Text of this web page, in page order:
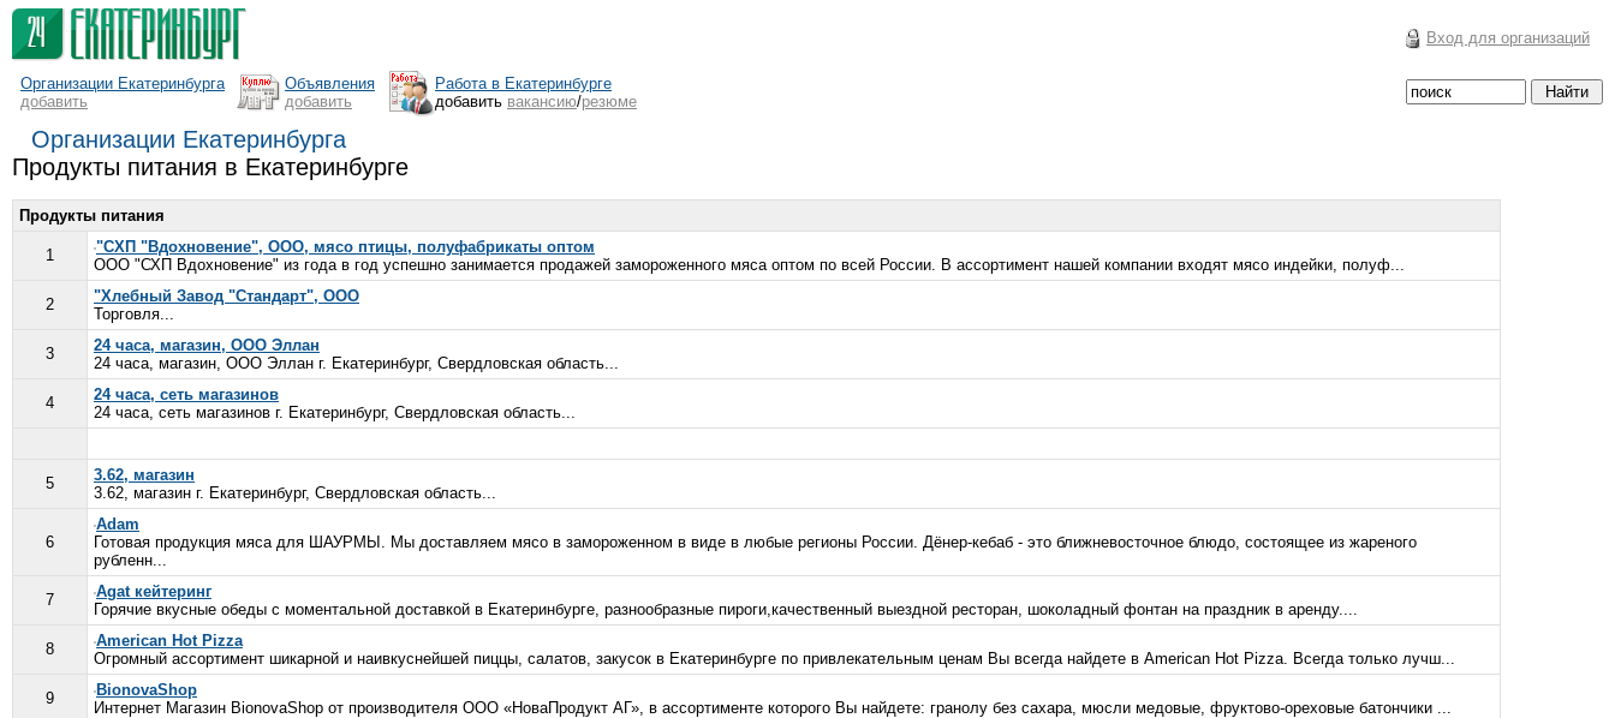
Вход для организаций
Организации Екатеринбурга
добавить
Объявления
добавить
Работа в Екатеринбурге
добавить вакансию/резюме
Организации Екатеринбурга
Продукты питания в Екатеринбурге
Продукты питания
1
"СХП "Вдохновение", ООО, мясо птицы, полуфабрикаты оптом
ООО "СХП Вдохновение" из года в год успешно занимается продажей замороженного мяса оптом по всей России. В ассортимент нашей компании входят мясо индейки, полуф...
2
"Хлебный Завод "Стандарт", ООО
Торговля...
3
24 часа, магазин, ООО Эллан
24 часа, магазин, ООО Эллан г. Екатеринбург, Свердловская область...
4
24 часа, сеть магазинов
24 часа, сеть магазинов г. Екатеринбург, Свердловская область...
5
3.62, магазин
3.62, магазин г. Екатеринбург, Свердловская область...
6
Adam
Готовая продукция мяса для ШАУРМЫ. Мы доставляем мясо в замороженном в виде в любые регионы России. Дёнер-кебаб - это ближневосточное блюдо, состоящее из жареного
рубленн...
7
Agat кейтеринг
Горячие вкусные обеды с моментальной доставкой в Екатеринбурге, разнообразные пироги,качественный выездной ресторан, шоколадный фонтан на праздник в аренду....
8
American Hot Pizza
Огромный ассортимент шикарной и наивкуснейшей пиццы, салатов, закусок в Екатеринбурге по привлекательным ценам Вы всегда найдете в American Hot Pizza. Всегда только лучш...
9
BionovaShop
Интернет Магазин BionovaShop от производителя ООО «НоваПродукт АГ», в ассортименте которого Вы найдете: гранолу без сахара, мюсли медовые, фруктово-ореховые батончики ...